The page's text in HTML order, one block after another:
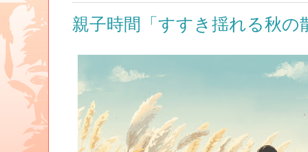
親子時間「すすき揺れる秋の